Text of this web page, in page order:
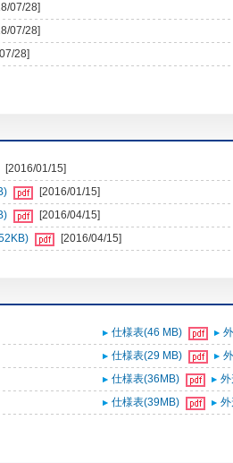
07/28]
07/28]
28]
[2016/01/15]
[2016/01/15]
[2016/04/15]
[2016/04/15]
仕様表(46 MB)
仕様表(29 MB)
仕様表(36MB)
仕様表(39MB)